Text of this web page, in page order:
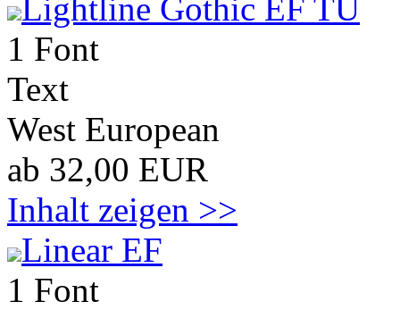
Lightline Gothic EF TU
1 Font
Text
West European
ab 32,00 EUR
Inhalt zeigen >>
Linear EF
1 Font